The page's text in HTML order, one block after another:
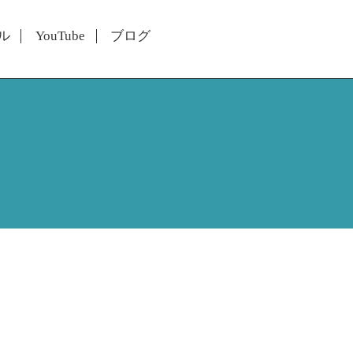
YouTube ブログ